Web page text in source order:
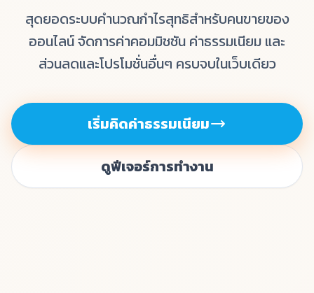
สุดยอดระบบคำนวณกำไรสุทธิสำหรับคนขายของ
ออนไลน์ จัดการค่าคอมมิชชัน ค่าธรรมเนียม และ
ส่วนลดและโปรโมชั่นอื่นๆ ครบจบในเว็บเดียว
เริ่มคิดค่าธรรมเนียม
ดูฟีเจอร์การทำงาน